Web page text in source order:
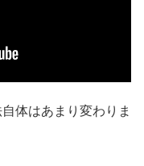
体はあまり変わりま